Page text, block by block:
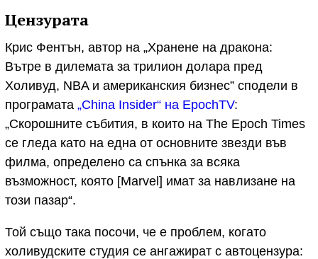
Цензурата
Крис Фентън, автор на „Хранене на дракона:
Вътре в дилемата за трилион долара пред
Холивуд, NBA и американския бизнес” сподели в
програмата „China Insider“ на EpochTV:
„Скорошните събития, в които на The Epoch Times
се гледа като на една от основните звезди във
филма, определено са спънка за всяка
възможност, която [Marvel] имат за навлизане на
този пазар“.
Той също така посочи, че е проблем, когато
холивудските студия се ангажират с автоцензура: